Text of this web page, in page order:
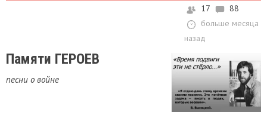
17
88
больше месяца
назад
Памяти ГЕРОЕВ
песни о войне